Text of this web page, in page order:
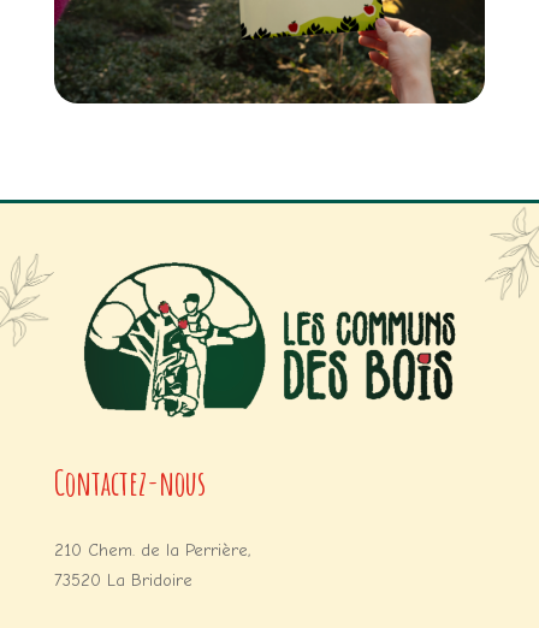
Contactez-nous
210 Chem. de la Perrière,
73520 La Bridoire